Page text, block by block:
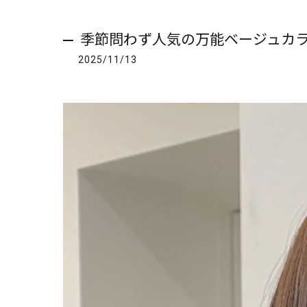
季節問わず人気の万能ベージュカ
2025/11/13